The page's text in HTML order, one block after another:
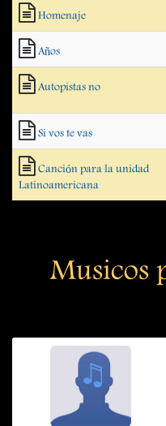
Homenaje
Años
Autopistas no
Si vos te vas
Canción para la unidad
Latinoamericana
Musicos